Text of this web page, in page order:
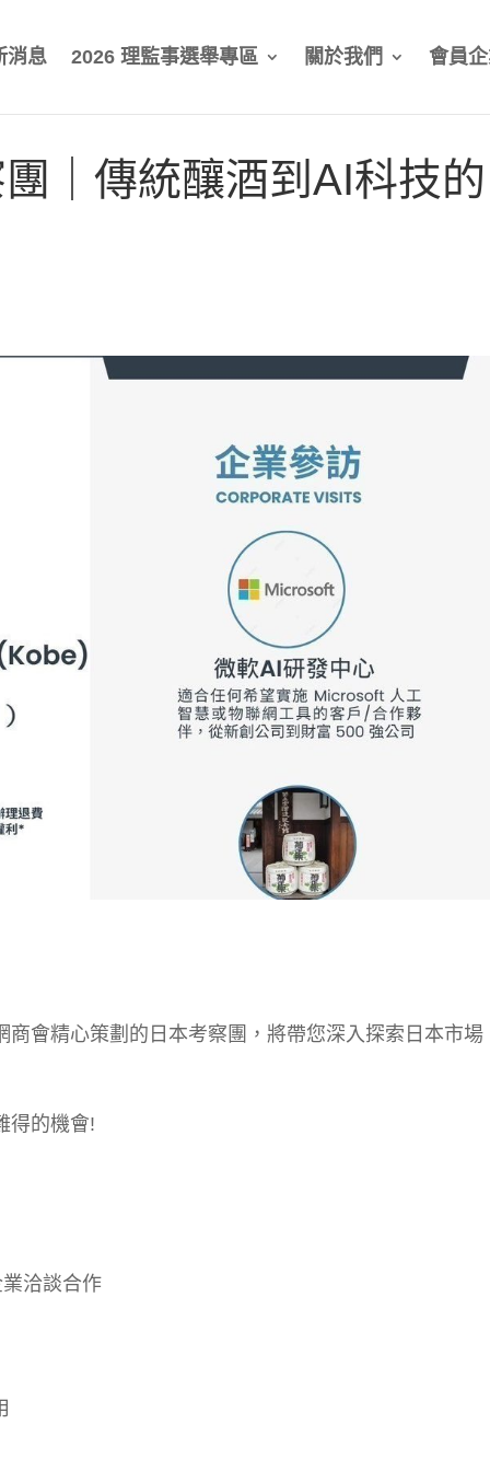
消息 2026 理監事選舉專區 關於我們 會員
｜傳統釀酒到AI科技的
會精心策劃的日本考察團，將帶您深入探索日本市場
得的機會!
洽談合作